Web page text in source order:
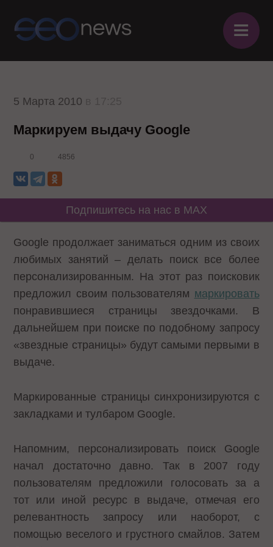
≡
5 Марта 2010
Маркируем выдачу Google
0 4856
Подпишитесь на нас в MAX
Google продолжает заниматься одним из своих
любимых занятий – делать поиск все более
персонализированным. На этот раз поисковик
предложил своим пользователям маркировать
понравившиеся страницы звездочками. В
дальнейшем при поиске по подобному запросу
«звездные страницы» будут самыми первыми в
выдаче.
Маркированные страницы синхронизируются с
закладками и тулбаром Google.
Напомним, персонализировать поиск Google
начал достаточно давно. Так в 2007 году
пользователям предложили голосовать за а
тот или иной ресурс в выдаче, отмечая его
релевантность запросу или наоборот, с
помощью веселого и грустного смайлов. Затем